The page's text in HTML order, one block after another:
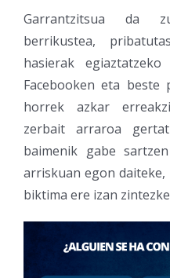
Garrantzitsua da
berrikustea,
hasierak
Facebooken eta beste
horrek azkar
zerbait arraroa
baimenik gabe
arriskuan egon
biktima ere izan